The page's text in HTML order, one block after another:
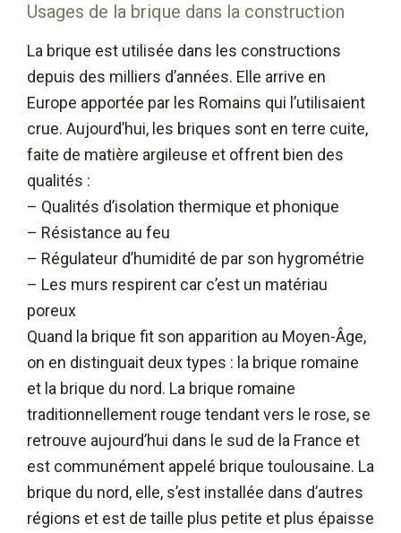
Usages de la brique dans la construction
La brique est utilisée dans les constructions
depuis des milliers d’années. Elle arrive en
Europe apportée par les Romains qui l’utilisaient
crue. Aujourd’hui, les briques sont en terre cuite,
faite de matière argileuse et offrent bien des
qualités :
– Qualités d’isolation thermique et phonique
– Résistance au feu
– Régulateur d’humidité de par son hygrométrie
– Les murs respirent car c’est un matériau
poreux
Quand la brique fit son apparition au Moyen-Âge,
on en distinguait deux types : la brique romaine
et la brique du nord. La brique romaine
traditionnellement rouge tendant vers le rose, se
retrouve aujourd’hui dans le sud de la France et
est communément appelé brique toulousaine. La
brique du nord, elle, s’est installée dans d’autres
régions et est de taille plus petite et plus épaisse